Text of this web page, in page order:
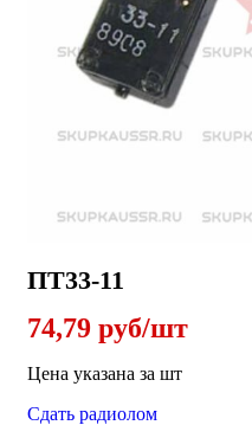
ПТ33-11
74,79 руб/шт
Цена указана за шт
Сдать радиолом